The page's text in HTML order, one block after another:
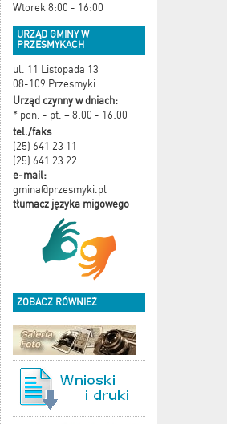
Wtorek 8:00 - 16:00
URZĄD GMINY W
PRZESMYKACH
ul. 11 Listopada 13
08-109 Przesmyki
Urząd czynny w dniach:
* pon. - pt. – 8:00 - 16:00
tel./faks
(25) 641 23 11
(25) 641 23 22
e-mail:
gmina@przesmyki.pl
tłumacz języka migowego
ZOBACZ RÓWNIEŻ